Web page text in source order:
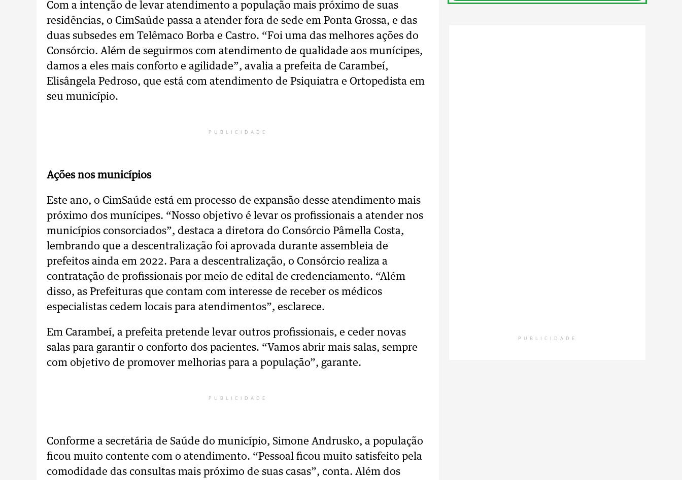
Com a intenção de levar atendimento a população mais próximo de suas
residências, o CimSaúde passa a atender fora de sede em Ponta Grossa, e das
duas subsedes em Telêmaco Borba e Castro. “Foi uma das melhores ações do
Consórcio. Além de seguirmos com atendimento de qualidade aos munícipes,
damos a eles mais conforto e agilidade”, avalia a prefeita de Carambeí,
Elisângela Pedroso, que está com atendimento de Psiquiatra e Ortopedista em
seu município.
PUBLICIDADE
Ações nos municípios
Este ano, o CimSaúde está em processo de expansão desse atendimento mais
próximo dos munícipes. “Nosso objetivo é levar os profissionais a atender nos
municípios consorciados”, destaca a diretora do Consórcio Pâmella Costa,
lembrando que a descentralização foi aprovada durante assembleia de
prefeitos ainda em 2022. Para a descentralização, o Consórcio realiza a
contratação de profissionais por meio de edital de credenciamento. “Além
disso, as Prefeituras que contam com interesse de receber os médicos
especialistas cedem locais para atendimentos”, esclarece.
Em Carambeí, a prefeita pretende levar outros profissionais, e ceder novas
salas para garantir o conforto dos pacientes. “Vamos abrir mais salas, sempre
com objetivo de promover melhorias para a população”, garante.
PUBLICIDADE
Conforme a secretária de Saúde do município, Simone Andrusko, a população
ficou muito contente com o atendimento. “Pessoal ficou muito satisfeito pela
comodidade das consultas mais próximo de suas casas”, conta. Além dos
PUBLICIDADE